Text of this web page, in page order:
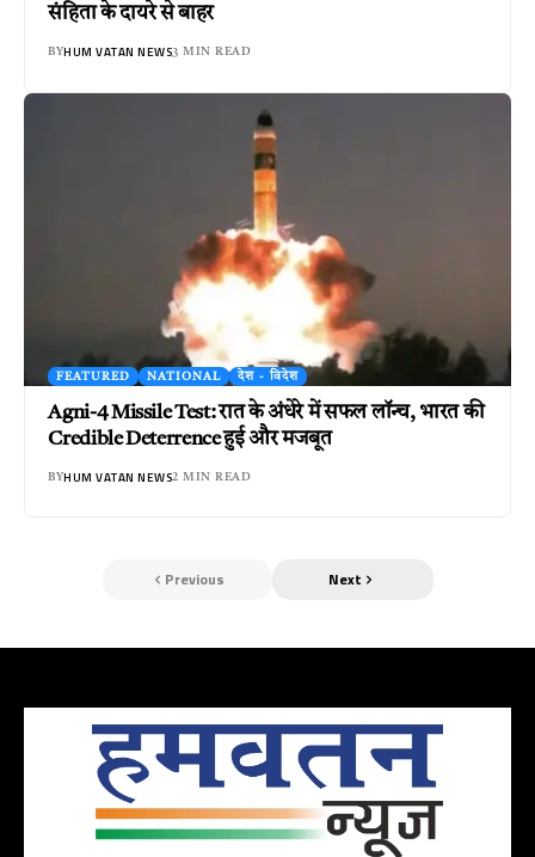
संहिता के दायरे से बाहर
BYHUM VATAN NEWS3 MIN READ
FEATURED NATIONAL देश - विदेश
Agni-4 Missile Test: रात के अंधेरे में सफल लॉन्च, भारत की
Credible Deterrence हुई और मजबूत
BYHUM VATAN NEWS2 MIN READ
Previous Next